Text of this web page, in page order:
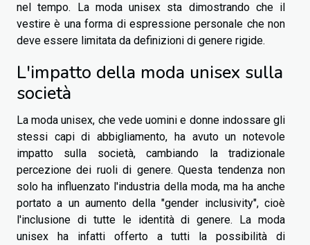
nel tempo. La moda unisex sta dimostrando che il
vestire è una forma di espressione personale che non
deve essere limitata da definizioni di genere rigide.
L'impatto della moda unisex sulla
società
La moda unisex, che vede uomini e donne indossare gli
stessi capi di abbigliamento, ha avuto un notevole
impatto sulla società, cambiando la tradizionale
percezione dei ruoli di genere. Questa tendenza non
solo ha influenzato l'industria della moda, ma ha anche
portato a un aumento della "gender inclusivity", cioè
l'inclusione di tutte le identità di genere. La moda
unisex ha infatti offerto a tutti la possibilità di